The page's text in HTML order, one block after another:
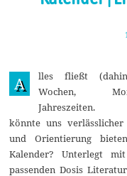
A
lles fließt
Wochen,
Jahreszeiten.
könnte uns
und Orientierung
Kalender? Unterlegt
passenden Dosis